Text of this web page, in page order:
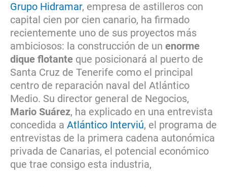
Grupo Hidramar, empresa de astilleros con
capital cien por cien canario, ha firmado
recientemente uno de sus proyectos más
ambiciosos: la construcción de un enorme
dique flotante que posicionará al puerto de
Santa Cruz de Tenerife como el principal
centro de reparación naval del Atlántico
Medio. Su director general de Negocios,
Mario Suárez, ha explicado en una entrevista
concedida a Atlántico Interviú, el programa de
entrevistas de la primera cadena autonómica
privada de Canarias, el potencial económico
que trae consigo esta industria,